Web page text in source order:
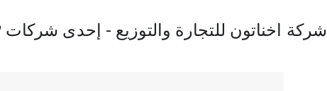
شركة اخناتون للتجارة والتوزيع - إحدى شركات EVA GROUP